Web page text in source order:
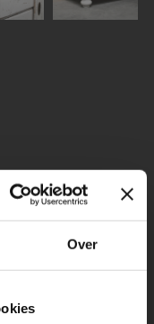
Over